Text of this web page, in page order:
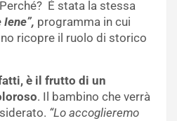
Perché? É stata la stessa
Iene”, programma in cui
ricopre il ruolo di storico
è il frutto di un
. Il bambino che verrà
“Lo accoglieremo